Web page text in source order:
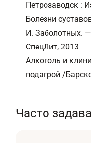
Петрозаводск :
Болезни
И. Заболотных. —
СпецЛит, 2013
Алкоголь и
подагрой /
Часто